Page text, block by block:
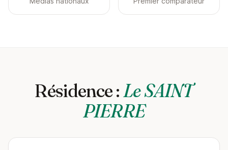
Résidence :Le SAINT
PIERRE